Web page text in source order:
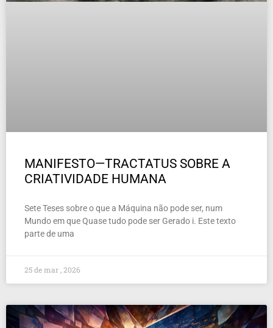
MANIFESTO—TRACTATUS SOBRE A
CRIATIVIDADE HUMANA
Sete Teses sobre o que a Máquina não pode ser, num
Mundo em que Quase tudo pode ser Gerado i. Este texto
parte de uma
25 de mar , 2026